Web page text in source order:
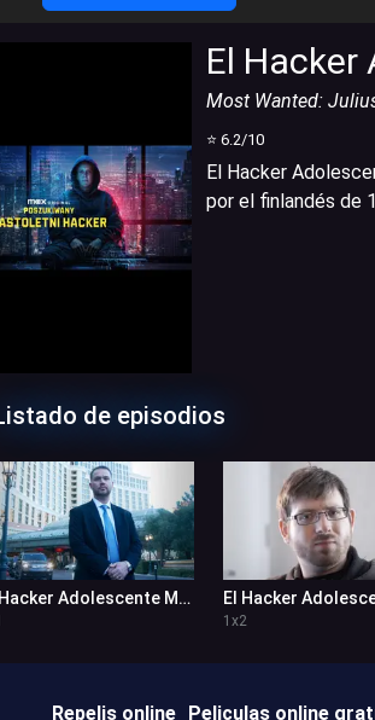
El Hacker
Most Wanted:
⭐ 6.2/10
El Hacker
por el finlandés de
de episodios
El Hacker Adolescente Más Buscado 1x1
1 x2
Repelis online Peliculas online